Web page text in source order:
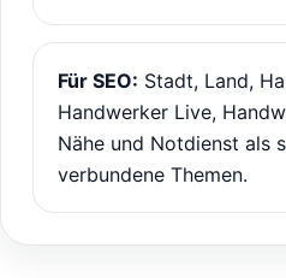
Für SEO: Stadt, Land,
Handwerker Live,
Nähe und Notdienst als
verbundene Themen.